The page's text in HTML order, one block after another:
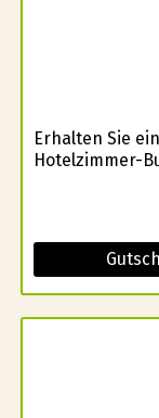
Erhalten Sie
Hotelzimmer-